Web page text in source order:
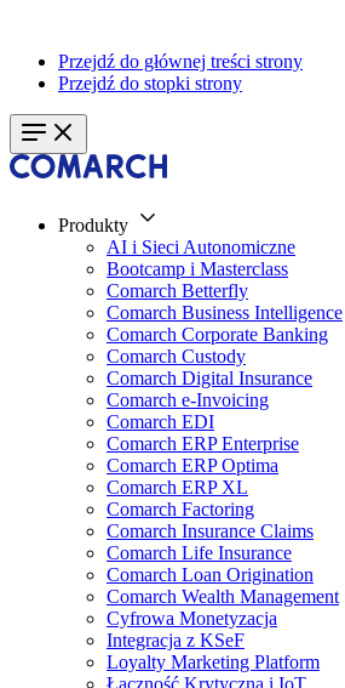
Przejdź do głównej treści strony
Przejdź do stopki strony
Produkty
AI i Sieci Autonomiczne
Bootcamp i Masterclass
Comarch Betterfly
Comarch Business Intelligence
Comarch Corporate Banking
Comarch Custody
Comarch Digital Insurance
Comarch e-Invoicing
Comarch EDI
Comarch ERP Enterprise
Comarch ERP Optima
Comarch ERP XL
Comarch Factoring
Comarch Insurance Claims
Comarch Life Insurance
Comarch Loan Origination
Comarch Wealth Management
Cyfrowa Monetyzacja
Integracja z KSeF
Loyalty Marketing Platform
Łączność Krytyczna i IoT